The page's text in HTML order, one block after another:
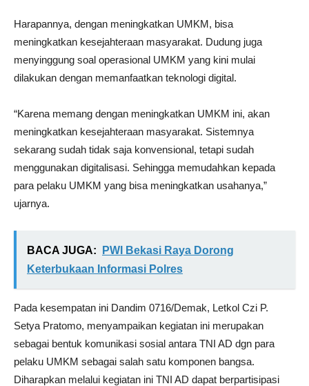
Harapannya, dengan meningkatkan UMKM, bisa
meningkatkan kesejahteraan masyarakat. Dudung juga
menyinggung soal operasional UMKM yang kini mulai
dilakukan dengan memanfaatkan teknologi digital.
“Karena memang dengan meningkatkan UMKM ini, akan
meningkatkan kesejahteraan masyarakat. Sistemnya
sekarang sudah tidak saja konvensional, tetapi sudah
menggunakan digitalisasi. Sehingga memudahkan kepada
para pelaku UMKM yang bisa meningkatkan usahanya,”
ujarnya.
BACA JUGA:
PWI Bekasi Raya Dorong
Keterbukaan Informasi Polres
Pada kesempatan ini Dandim 0716/Demak, Letkol Czi P.
Setya Pratomo, menyampaikan kegiatan ini merupakan
sebagai bentuk komunikasi sosial antara TNI AD dgn para
pelaku UMKM sebagai salah satu komponen bangsa.
Diharapkan melalui kegiatan ini TNI AD dapat berpartisipasi